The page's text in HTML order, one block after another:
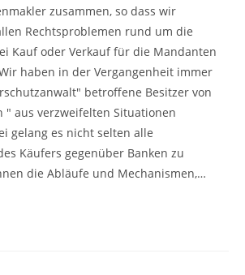
zusammen, so dass wir
Rechtsproblemen rund um die
Kauf oder Verkauf für die Mandanten
haben in der Vergangenheit immer
betroffene Besitzer von
" aus verzweifelten Situationen
gelang es nicht selten alle
Käufers gegenüber Banken zu
die Abläufe und Mechanismen,…